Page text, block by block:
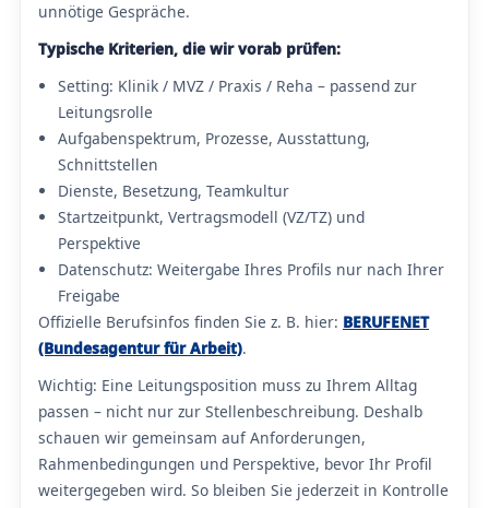
unnötige Gespräche.
Typische Kriterien, die wir vorab prüfen:
Setting: Klinik / MVZ / Praxis / Reha – passend zur
Leitungsrolle
Aufgabenspektrum, Prozesse, Ausstattung,
Schnittstellen
Dienste, Besetzung, Teamkultur
Startzeitpunkt, Vertragsmodell (VZ/TZ) und
Perspektive
Datenschutz: Weitergabe Ihres Profils nur nach Ihrer
Freigabe
Offizielle Berufsinfos finden Sie z. B. hier: BERUFENET
(Bundesagentur für Arbeit).
Wichtig: Eine Leitungsposition muss zu Ihrem Alltag
passen – nicht nur zur Stellenbeschreibung. Deshalb
schauen wir gemeinsam auf Anforderungen,
Rahmenbedingungen und Perspektive, bevor Ihr Profil
weitergegeben wird. So bleiben Sie jederzeit in Kontrolle